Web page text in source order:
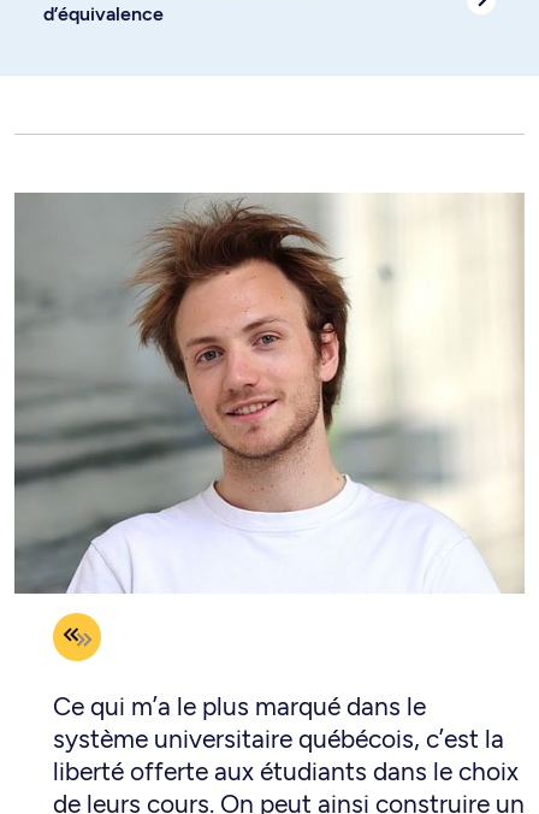
d’équivalence
Ce qui m’a le plus marqué dans le
système universitaire québécois, c’est la
liberté offerte aux étudiants dans le choix
de leurs cours. On peut ainsi construire un